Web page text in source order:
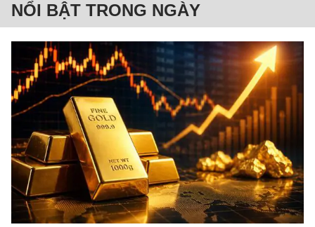
NỔI BẬT TRONG NGÀY